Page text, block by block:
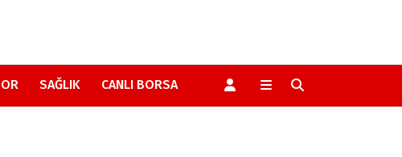
SAĞLIK CANLI BORSA